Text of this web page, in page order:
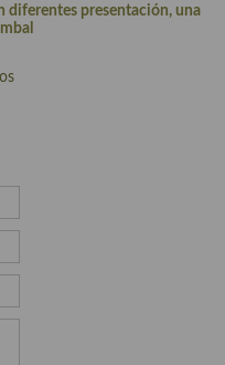
frías
quiches y demás
diferentes presentación, una